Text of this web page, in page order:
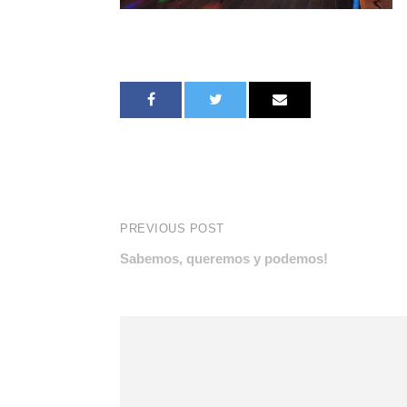
PREVIOUS POST
Sabemos, queremos y podemos!